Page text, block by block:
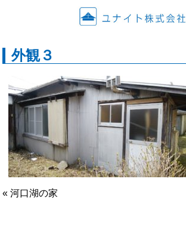
外観３
« 河口湖の家